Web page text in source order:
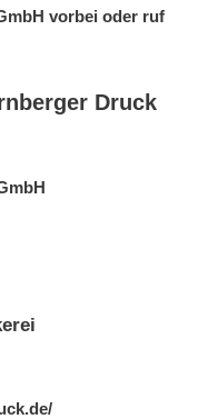
vorbei oder ruf
Druck